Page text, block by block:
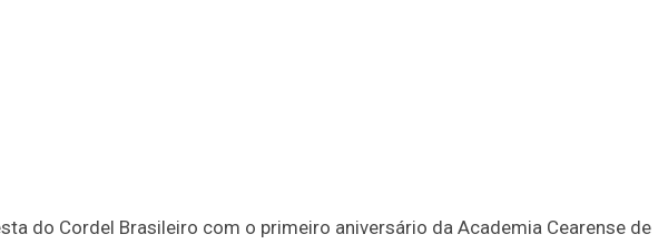
do Cordel Brasileiro com o primeiro aniversário da Academia Cearense de